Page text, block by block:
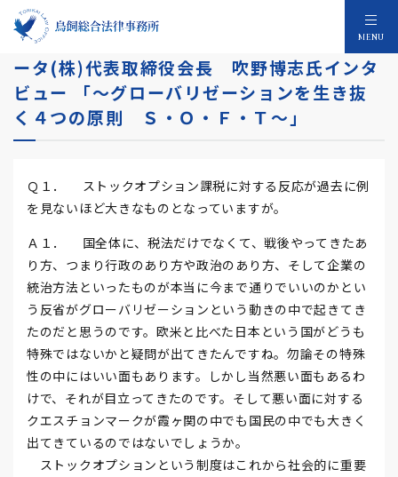
MENU
ストックオプション税務訴訟 デルコンピュ
ータ(株)代表取締役会長 吹野博志氏インタ
ビュー 「～グローバリゼーションを生き抜
く４つの原則 Ｓ・Ｏ・Ｆ・Ｔ～」
Ｑ１． ストックオプション課税に対する反応が過去に例
を見ないほど大きなものとなっていますが。
Ａ１． 国全体に、税法だけでなくて、戦後やってきたあ
り方、つまり行政のあり方や政治のあり方、そして企業の
統治方法といったものが本当に今まで通りでいいのかとい
う反省がグローバリゼーションという動きの中で起きてき
たのだと思うのです。欧米と比べた日本という国がどうも
特殊ではないかと疑問が出てきたんですね。勿論その特殊
性の中にはいい面もあります。しかし当然悪い面もあるわ
けで、それが目立ってきたのです。そして悪い面に対する
クエスチョンマークが霞ヶ関の中でも国民の中でも大きく
出てきているのではないでしょうか。
ストックオプションという制度はこれから社会的に重要